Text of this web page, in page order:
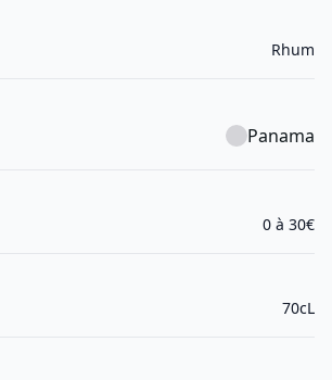
Rhum
Panama
0 à 30€
70cL